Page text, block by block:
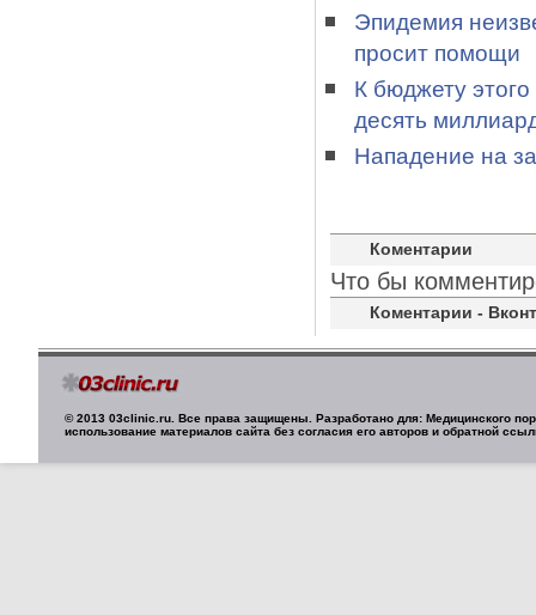
Эпидемия
просит помощи
К бюджету
десять
Нападение на
Коментарии
Что бы
Коментарии -
© 2013 03clinic.ru. Все права защищены. Разработано для: Медицинского
использование материалов сайта без согласия его авторов и обратной